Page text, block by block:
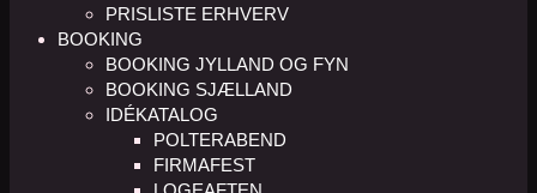
PRISLISTE ERHVERV
BOOKING
BOOKING JYLLAND OG FYN
BOOKING SJÆLLAND
IDÉKATALOG
POLTERABEND
FIRMAFEST